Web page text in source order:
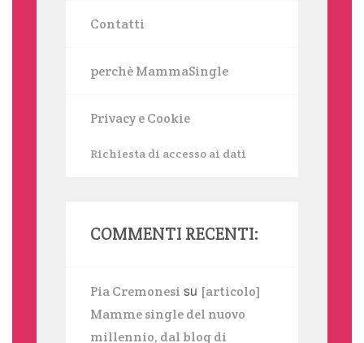
Contatti
perchè MammaSingle
Privacy e Cookie
Richiesta di accesso ai dati
COMMENTI RECENTI:
Pia Cremonesi su [articolo]
Mamme single del nuovo
millennio, dal blog di